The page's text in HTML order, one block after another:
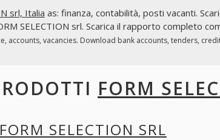
srl, Italia as: finanza, contabilità, posti vacanti.
SELECTION srl. Scarica il rapporto completo
accounts, vacancies. Download bank accounts, tenders,
FORM
FORM SELECTION SRL